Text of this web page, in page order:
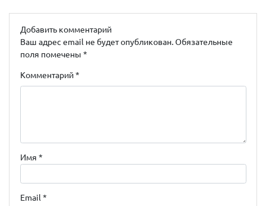
Добавить комментарий
Ваш адрес email не будет опубликован. Обязательные
поля помечены *
Комментарий*
Имя *
Email*